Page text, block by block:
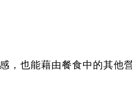
，也能藉由餐食中的其他